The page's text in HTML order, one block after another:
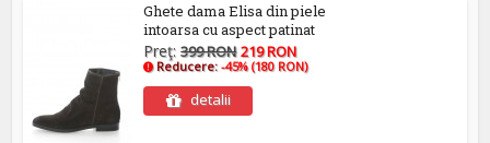
Ghete dama Elisa din piele
intoarsa cu aspect patinat
Preţ:399 RON 219 RON
Reducere:-45% (180 RON)
detalii